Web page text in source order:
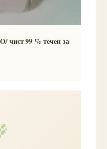
чист 99 % течен за